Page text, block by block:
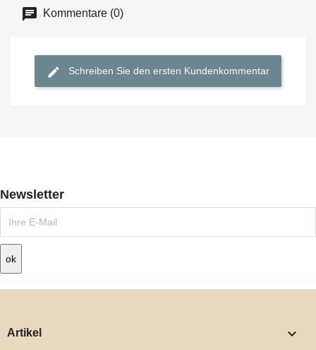
Kommentare (0)
Schreiben Sie den ersten Kundenkommentar
Newsletter
Artikel 